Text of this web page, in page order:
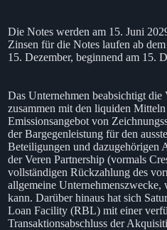
Die Notes werden am 15. Juni
Zinsen für die Notes laufen ab
15. Dezember, beginnend am 15.
Das Unternehmen beabsichtigt die
zusammen mit den liquiden
Emissionsangebot von
der Bargegenleistung für den
Beteiligungen und dazugehörigen
der Veren Partnership (vormals
vollständigen Rückzahlung des
allgemeine
kann. Darüber hinaus hat sich
Loan Facility (RBL) mit einer
Transaktionsabschluss der